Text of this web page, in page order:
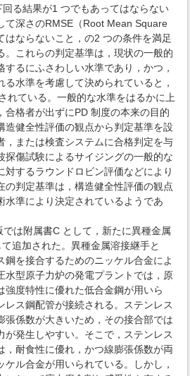
る結果が1 つでもあってはならない
て深さのRMSE（Root Mean Square
はならないこと，の2 つの条件を満足
。これらの判定基準は，現状の一般的
るにふさわしい水準であり，かつ，
水準を考慮して決められていると，
れている。一般的な水準をはるかに上
合格者が出ずにPD 制度の本来の目的
造健全性評価の観点から判定基準を設
，または検査システムに合格判定を与
探傷試験によるサイジングの一般的な
対するラウンドロビン評価などにより
の判定基準は，構造健全性評価の観点
水準により決定されているようであ
は附属書C として，新たに異種金属
追加された。異種金属溶接継手と
鋼を接合するためのニッケル合金によ
水型原子力炉の発電プラントでは，原
強度特性に優れた低合金鋼が用いら
レス鋼配管が接続される。ステンレス
張係数が大きいため，その接合部では
が発生しやすい。そこで，ステンレス
，耐食性に優れ，かつ線膨張係数が両
ル合金が用いられている。しかし，